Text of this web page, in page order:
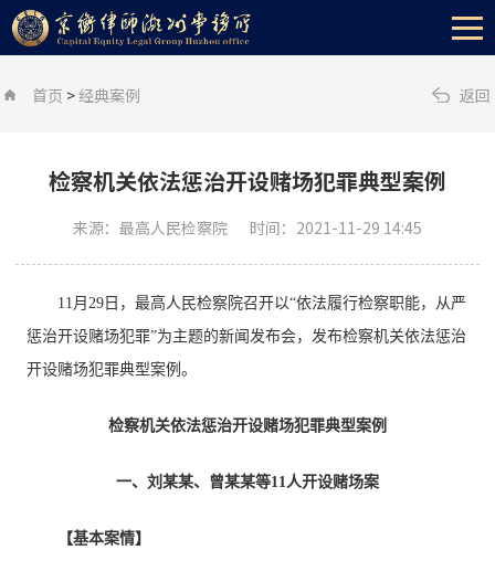
首页 >经典案例 返回
检察机关依法惩治开设赌场犯罪典型案例
来源：最高人民检察院 时间：2021-11-29 14:45
11月29日，最高人民检察院召开以“依法履行检察职能，从严
惩治开设赌场犯罪”为主题的新闻发布会，发布检察机关依法惩治
开设赌场犯罪典型案例。
检察机关依法惩治开设赌场犯罪典型案例
一、刘某某、曾某某等11人开设赌场案
【基本案情】